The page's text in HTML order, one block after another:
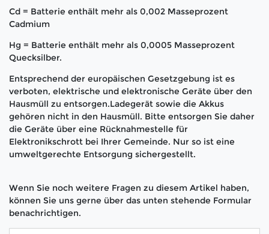
Cd = Batterie enthält mehr als 0,002 Masseprozent
Cadmium
Hg = Batterie enthält mehr als 0,0005 Masseprozent
Quecksilber.
Entsprechend der europäischen Gesetzgebung ist es
verboten, elektrische und elektronische Geräte über den
Hausmüll zu entsorgen.Ladegerät sowie die Akkus
gehören nicht in den Hausmüll. Bitte entsorgen Sie daher
die Geräte über eine Rücknahmestelle für
Elektronikschrott bei Ihrer Gemeinde. Nur so ist eine
umweltgerechte Entsorgung sichergestellt.
Wenn Sie noch weitere Fragen zu diesem Artikel haben,
können Sie uns gerne über das unten stehende Formular
benachrichtigen.